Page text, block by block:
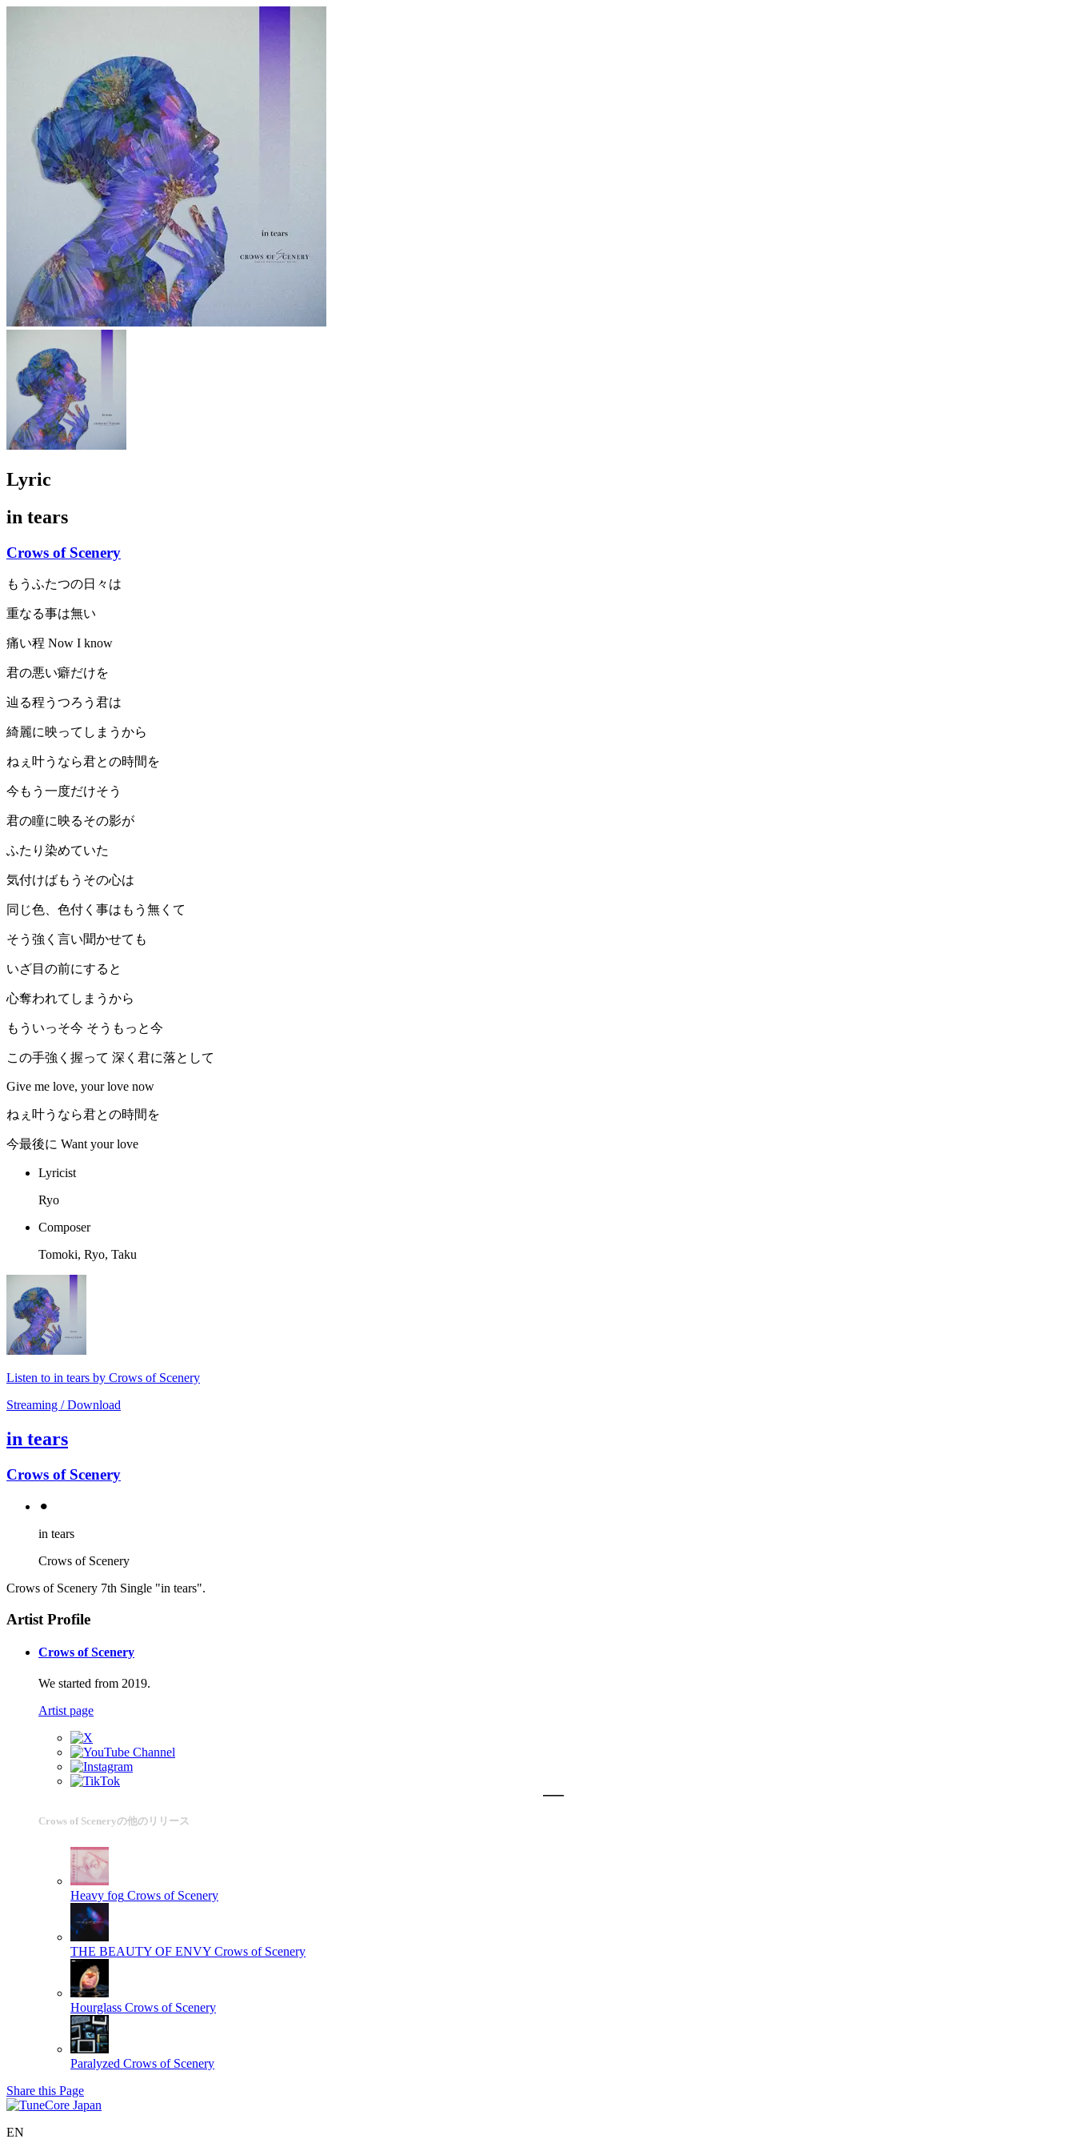
Lyric
in tears
Crows of Scenery
もうふたつの日々は
重なる事は無い
痛い程 Now I know
君の悪い癖だけを
辿る程うつろう君は
綺麗に映ってしまうから
ねぇ叶うなら君との時間を
今もう一度だけそう
君の瞳に映るその影が
ふたり染めていた
気付けばもうその心は
同じ色、色付く事はもう無くて
そう強く言い聞かせても
いざ目の前にすると
心奪われてしまうから
もういっそ今 そうもっと今
この手強く握って 深く君に落として
Give me love, your love now
ねぇ叶うなら君との時間を
今最後に Want your love
Lyricist
Ryo
Composer
Tomoki, Ryo, Taku
Listen to in tears by Crows of Scenery
Streaming / Download
in tears
Crows of Scenery
⚫︎
in tears
Crows of Scenery
Crows of Scenery 7th Single "in tears".
Artist Profile
Crows of Scenery
We started from 2019.
Artist page
Crows of Sceneryの他のリリース
Heavy fog Crows of Scenery
THE BEAUTY OF ENVY Crows of Scenery
Hourglass Crows of Scenery
Paralyzed Crows of Scenery
Share this Page
EN